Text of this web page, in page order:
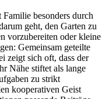
besonders durch
geht, den Garten zu
vorzubereiten oder kleine
Gemeinsam geteilte
zeigt sich oft, dass der
Nähe stiftet als lange
zu strikt
kooperativen Geist